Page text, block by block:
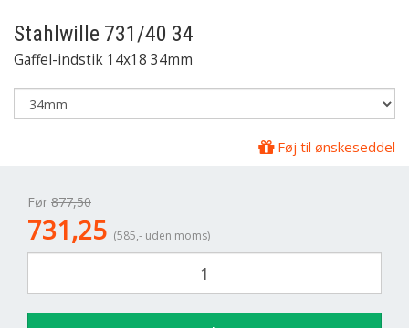
Stahlwille 731/40 34
Gaffel-indstik 14x18 34mm
Føj til ønskeseddel
Før 877,50
731,25 (585,- uden moms)